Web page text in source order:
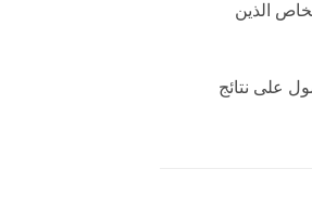
الذين
على نتائج